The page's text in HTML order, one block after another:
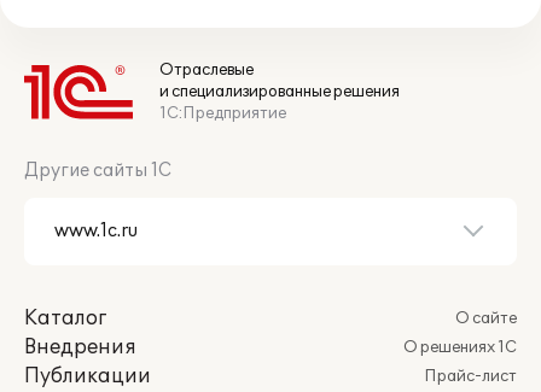
Отраслевые
и специализированные решения
1С:Предприятие
Другие сайты 1С
Каталог
Внедрения
Публикации
О сайте
О решениях 1С
Прайс-лист